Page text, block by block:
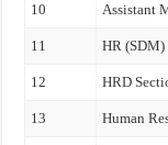
10 Assistant
11 HR (SDM)
12 HRD
13 Human